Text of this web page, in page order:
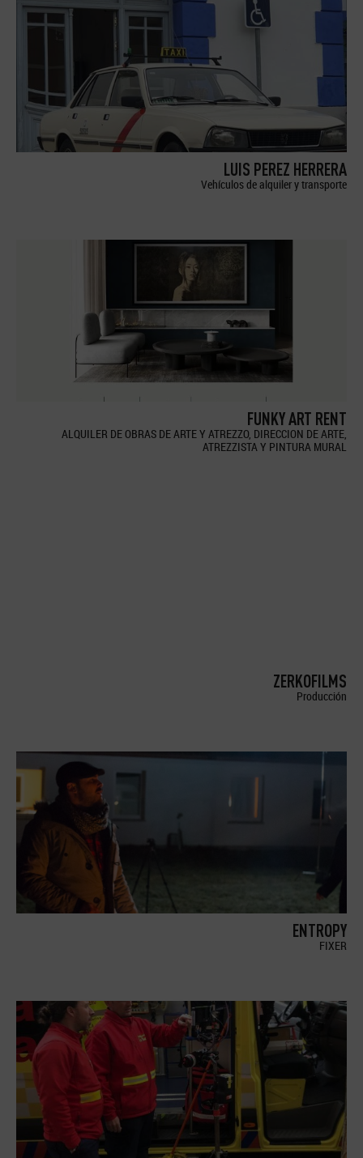
LUIS PEREZ HERRERA
Vehículos de alquiler y transporte
FUNKY ART RENT
ALQUILER DE OBRAS DE ARTE Y ATREZZO, DIRECCION DE ARTE,
ATREZZISTA Y PINTURA MURAL
ZERKOFILMS
Producción
ENTROPY
FIXER